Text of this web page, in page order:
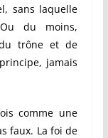
sans laquelle
du moins,
trône et de
jamais
comme une
faux. La foi de